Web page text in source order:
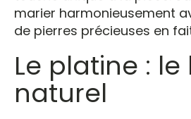
marier harmonieusement
de pierres précieuses en
Le platine : le
naturel